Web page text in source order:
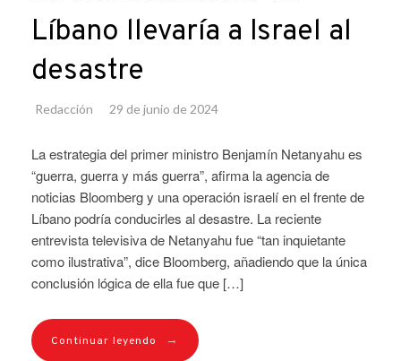
Líbano llevaría a Israel al
desastre
Redacción 29 de junio de 2024
La estrategia del primer ministro Benjamín Netanyahu es
“guerra, guerra y más guerra”, afirma la agencia de
noticias Bloomberg y una operación israelí en el frente de
Líbano podría conducirles al desastre. La reciente
entrevista televisiva de Netanyahu fue “tan inquietante
como ilustrativa”, dice Bloomberg, añadiendo que la única
conclusión lógica de ella fue que […]
Continuar leyendo →